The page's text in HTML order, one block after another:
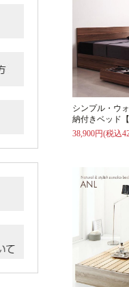
シンプル・ウ
納付きベッド
38,900円(税込